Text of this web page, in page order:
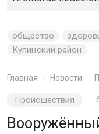
избивал
За сутки 5 августа
«ГВАРДИЯ» в
инцидентах.